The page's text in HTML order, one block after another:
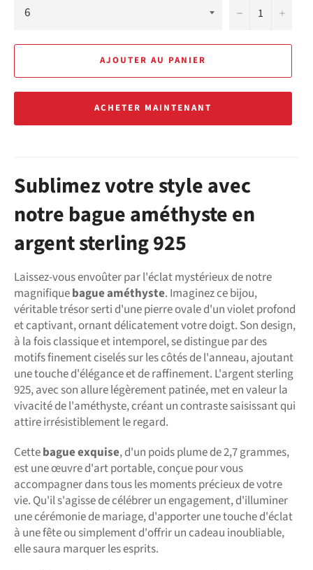
− +
AJOUTER AU PANIER
ACHETER MAINTENANT
Sublimez votre style avec
notre bague améthyste en
argent sterling 925
Laissez-vous envoûter par l'éclat mystérieux de notre
magnifiquebague améthyste. Imaginez ce bijou,
véritable trésor serti d'une pierre ovale d'un violet profond
et captivant, ornant délicatement votre doigt. Son design,
à la fois classique et intemporel, se distingue par des
motifs finement ciselés sur les côtés de l'anneau, ajoutant
une touche d'élégance et de raffinement. L'argent sterling
925, avec son allure légèrement patinée, met en valeur la
vivacité de l'améthyste, créant un contraste saisissant qui
attire irrésistiblement le regard.
Cettebague exquise, d'un poids plume de 2,7 grammes,
est une œuvre d'art portable, conçue pour vous
accompagner dans tous les moments précieux de votre
vie. Qu'il s'agisse de célébrer un engagement, d'illuminer
une cérémonie de mariage, d'apporter une touche d'éclat
à une fête ou simplement d'offrir un cadeau inoubliable,
elle saura marquer les esprits.